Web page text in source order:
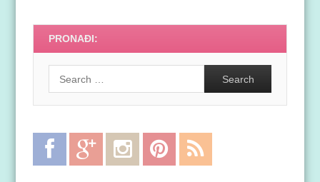
PRONAĐI:
Facebook
Google InstagramPinterest
Feed